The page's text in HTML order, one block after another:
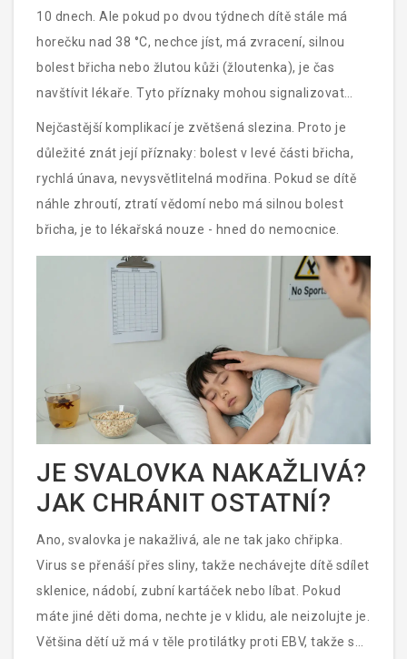
10 dnech. Ale pokud po dvou týdnech dítě stále má
horečku nad 38 °C, nechce jíst, má zvracení, silnou
bolest břicha nebo žlutou kůži (žloutenka), je čas
navštívit lékaře. Tyto příznaky mohou signalizovat
komplikace, jako je zvětšená slezina, zánět játra nebo
bakteriální infekce.
Nejčastější komplikací je zvětšená slezina. Proto je
důležité znát její příznaky: bolest v levé části břicha,
rychlá únava, nevysvětlitelná modřina. Pokud se dítě
náhle zhroutí, ztratí vědomí nebo má silnou bolest
břicha, je to lékařská nouze - hned do nemocnice.
JE SVALOVKA NAKAŽLIVÁ?
JAK CHRÁNIT OSTATNÍ?
Ano, svalovka je nakažlivá, ale ne tak jako chřipka.
Virus se přenáší přes sliny, takže nechávejte dítě sdílet
sklenice, nádobí, zubní kartáček nebo líbat. Pokud
máte jiné děti doma, nechte je v klidu, ale neizolujte je.
Většina dětí už má v těle protilátky proti EBV, takže se